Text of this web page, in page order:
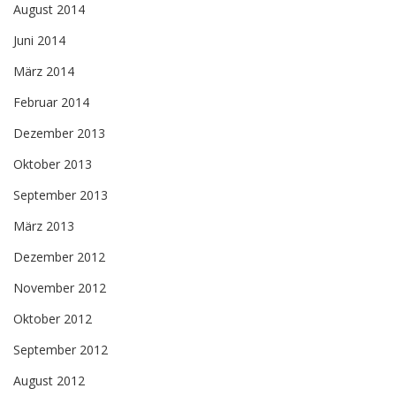
August 2014
Juni 2014
März 2014
Februar 2014
Dezember 2013
Oktober 2013
September 2013
März 2013
Dezember 2012
November 2012
Oktober 2012
September 2012
August 2012